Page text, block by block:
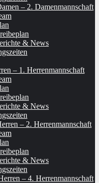
– 2. Damenmannschaft
& News
– 1. Herrenmannschaft
& News
– 2. Herrenmannschaft
& News
– 4. Herrenmannschaft